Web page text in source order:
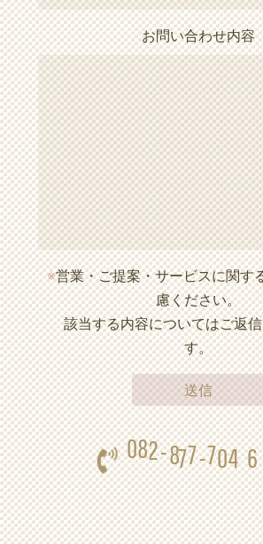
お問い合わせ内容
※営業・ご提案・サービスに関す
慮ください。
該当する内容についてはご返信
す。
082-877-704 6